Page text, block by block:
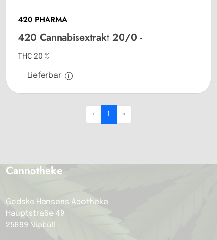
420 PHARMA
420 Cannabisextrakt 20/0 -
THC 20 %
Lieferbar
« 1 »
Cannotheke
Godske Hansens Apotheke
Hauptstraße 49
25899 Niebüll